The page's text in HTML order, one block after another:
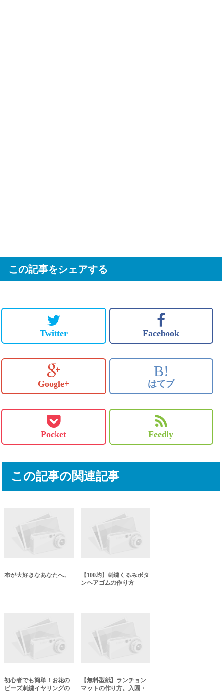
この記事をシェアする
Twitter Facebook
Google+
B!
はてブ
Pocket Feedly
この記事の関連記事
布が大好きなあなたへ。
【100均】刺繍くるみボタ
ンヘアゴムの作り方
初心者でも簡単！お花の
ビーズ刺繍イヤリングの
【無料型紙】ランチョン
マットの作り方。入園・